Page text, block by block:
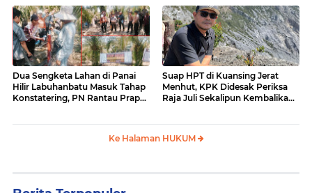
Dua Sengketa Lahan di Panai
Hilir Labuhanbatu Masuk Tahap
Konstatering, PN Rantau Prapat
Suap HPT di Kuansing Jerat
Menhut, KPK Didesak Periksa
Raja Juli Sekalipun Kembalikan
Ke Halaman HUKUM